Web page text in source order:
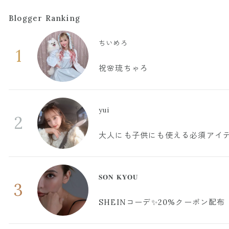
Blogger Ranking
1
ちいめろ
祝🌸琉ちゃろ
2
yui
大人にも子供にも使える必須アイ
3
𝐒𝐎𝐍 𝐊𝐘𝐎𝐔
SHEINコーデ✨20%クーポン配布